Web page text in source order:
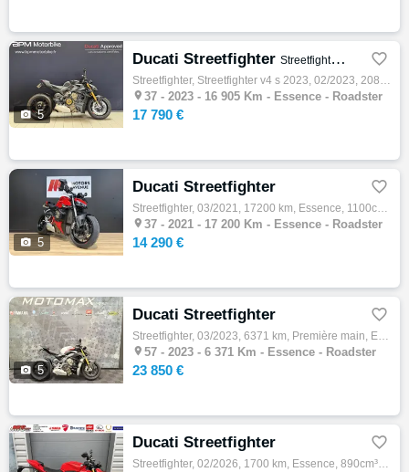
 5
Ducati Streetfighter Streetfighter V4 S 2023 
Streetfighter, Streetfighter v4 s 2023, 02/2023, 208ch, 10cv, 16905 km, Essence, 1103cm³, Garantie 12 mois, 17790 € Equipements : Gray Nero
 37 - 2023 - 16 905 Km - Essence - Roadster
17 790 €
 5
Ducati Streetfighter 
Streetfighter, 03/2021, 17200 km, Essence, 1100cm³, 14290 € Equipements : Echange reprise possible de votre véhicule Livraison possible dan…
 37 - 2021 - 17 200 Km - Essence - Roadster
14 290 €
 5
Ducati Streetfighter 
Streetfighter, 03/2023, 6371 km, Première main, Essence, 1103cm³, Couleur gris, 23850 € Equipements : MOTO DANS UN ETAT IRREPROCHABLE, LOOK…
 57 - 2023 - 6 371 Km - Essence - Roadster
23 850 €
Ducati Streetfighter 
Streetfighter, 02/2026, 1700 km, Essence, 890cm³, Couleur rouge, 16790 € Equipements : DUCATI STREETFIGHTER V2 FINITION S : - FOURCHE OHLIN…